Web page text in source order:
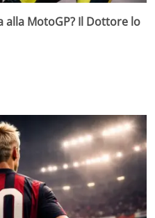
alla MotoGP? Il Dottore lo